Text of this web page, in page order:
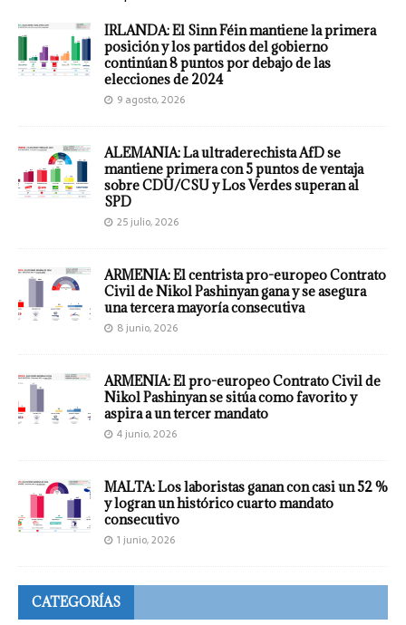
IRLANDA: El Sinn Féin mantiene la primera
posición y los partidos del gobierno
continúan 8 puntos por debajo de las
elecciones de 2024
9 agosto, 2026
ALEMANIA: La ultraderechista AfD se
mantiene primera con 5 puntos de ventaja
sobre CDU/CSU y Los Verdes superan al
SPD
25 julio, 2026
ARMENIA: El centrista pro-europeo Contrato
Civil de Nikol Pashinyan gana y se asegura
una tercera mayoría consecutiva
8 junio, 2026
ARMENIA: El pro-europeo Contrato Civil de
Nikol Pashinyan se sitúa como favorito y
aspira a un tercer mandato
4 junio, 2026
MALTA: Los laboristas ganan con casi un 52 %
y logran un histórico cuarto mandato
consecutivo
1 junio, 2026
CATEGORÍAS